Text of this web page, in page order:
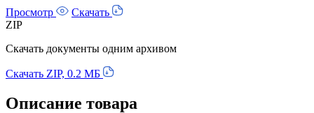
Просмотр
Скачать
ZIP
Скачать документы одним архивом
Скачать ZIP, 0.2 МБ
Описание товара